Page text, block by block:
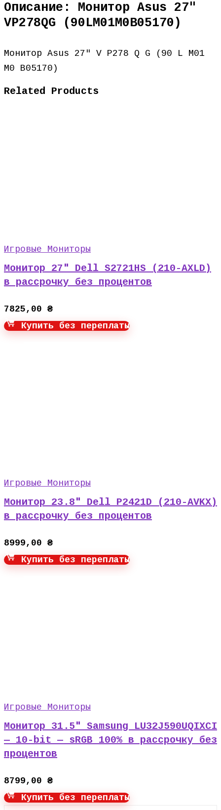
Описание: Монитор Asus 27″
VP278QG (90LM01M0B05170)
Монитор Asus 27″ V P278 Q G (90 L M01
M0 B05170)
Related Products
Игровые Мониторы
Монитор 27″ Dell S2721HS (210-AXLD)
в рассрочку без процентов
7825,00 ₴
Купить без переплаты
Игровые Мониторы
Монитор 23.8″ Dell P2421D (210-AVKX)
в рассрочку без процентов
8999,00 ₴
Купить без переплаты
Игровые Мониторы
Монитор 31.5″ Samsung LU32J590UQIXCI
— 10-bit — sRGB 100% в рассрочку без
процентов
8799,00 ₴
Купить без переплаты